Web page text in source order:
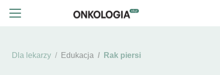
Dla lekarzy Edukacja Rak piersi